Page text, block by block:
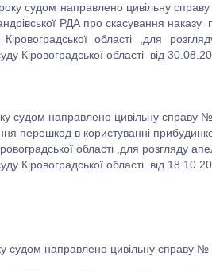
судом направлено цивільну
РДА про скасування
області ,для
Кіровоградської області від
судом направлено цивільну
перешкод в користуванні
області ,для розгляду
Кіровоградської області від
судом направлено цивільну